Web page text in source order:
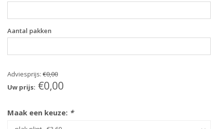
Aantal pakken
Adviesprijs: €0,00
Uw prijs: €0,00
Maak een keuze: *